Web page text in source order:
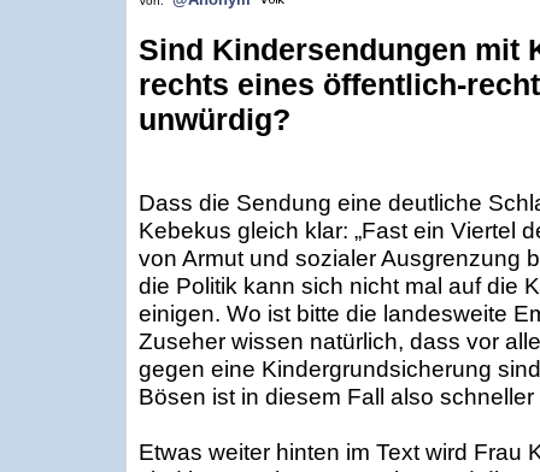
Sind Kindersendungen mit
rechts eines öffentlich-
unwürdig?
Dass die Sendung eine deutliche
Kebekus gleich klar: „Fast ein Viertel
von Armut und sozialer Ausgrenzung
die Politik kann sich nicht mal auf die
einigen. Wo ist bitte die landesweite
Zuseher wissen natürlich, dass vor
gegen eine Kindergrundsicherung
Bösen ist in diesem Fall also
Etwas weiter hinten im Text wird Frau